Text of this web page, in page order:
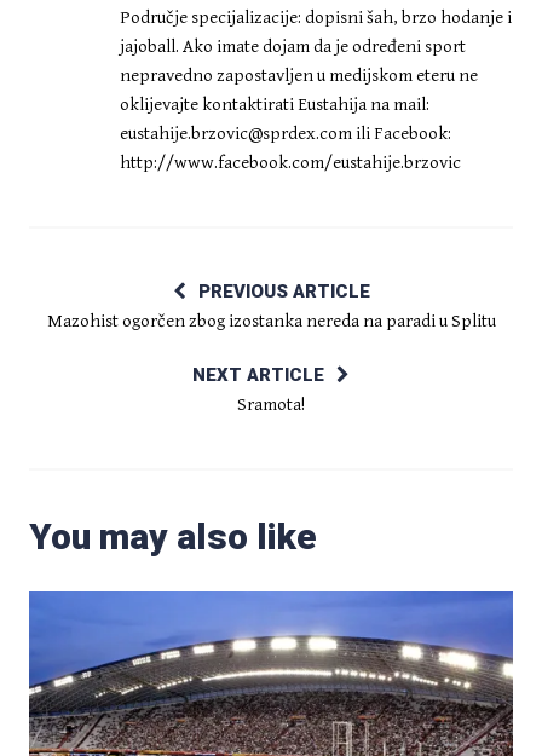
Područje specijalizacije: dopisni šah, brzo hodanje i
jajoball. Ako imate dojam da je određeni sport
nepravedno zapostavljen u medijskom eteru ne
oklijevajte kontaktirati Eustahija na mail:
eustahije.brzovic@sprdex.com ili Facebook:
http://www.facebook.com/eustahije.brzovic
PREVIOUS ARTICLE
Mazohist ogorčen zbog izostanka nereda na paradi u Splitu
NEXT ARTICLE
Sramota!
You may also like